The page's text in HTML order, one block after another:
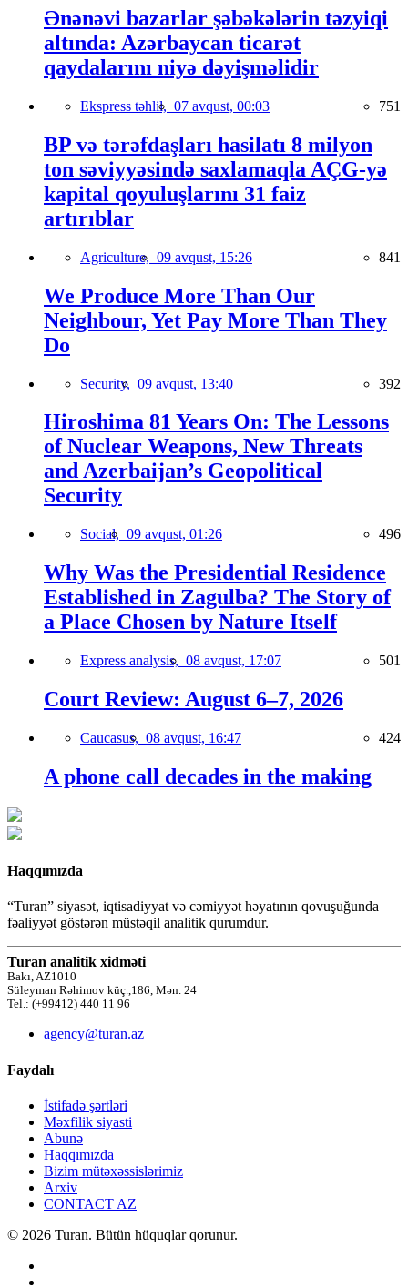
Ənənəvi bazarlar şəbəkələrin təzyiqi
altında: Azərbaycan ticarət
qaydalarını niyə dəyişməlidir
Ekspress təhlil, 07 avqust, 00:03 751
BP və tərəfdaşları hasilatı 8 milyon
ton səviyyəsində saxlamaqla AÇG-yə
kapital qoyuluşlarını 31 faiz
artırıblar
Agriculture, 09 avqust, 15:26 841
We Produce More Than Our
Neighbour, Yet Pay More Than They
Do
Security, 09 avqust, 13:40 392
Hiroshima 81 Years On: The Lessons
of Nuclear Weapons, New Threats
and Azerbaijan’s Geopolitical
Security
Social, 09 avqust, 01:26 496
Why Was the Presidential Residence
Established in Zagulba? The Story of
a Place Chosen by Nature Itself
Express analysis, 08 avqust, 17:07 501
Court Review: August 6–7, 2026
Caucasus, 08 avqust, 16:47 424
A phone call decades in the making
Haqqımızda
“Turan” siyasət, iqtisadiyyat və cəmiyyət həyatının qovuşuğunda
fəaliyyət göstərən müstəqil analitik qurumdur.
Turan analitik xidməti
Bakı, AZ1010
Süleyman Rəhimov küç.,186, Mən. 24
Tel.: (+99412) 440 11 96
agency@turan.az
Faydalı
İstifadə şərtləri
Məxfilik siyasti
Abunə
Haqqımızda
Bizim mütəxəssislərimiz
Arxiv
CONTACT AZ
© 2026 Turan. Bütün hüquqlar qorunur.